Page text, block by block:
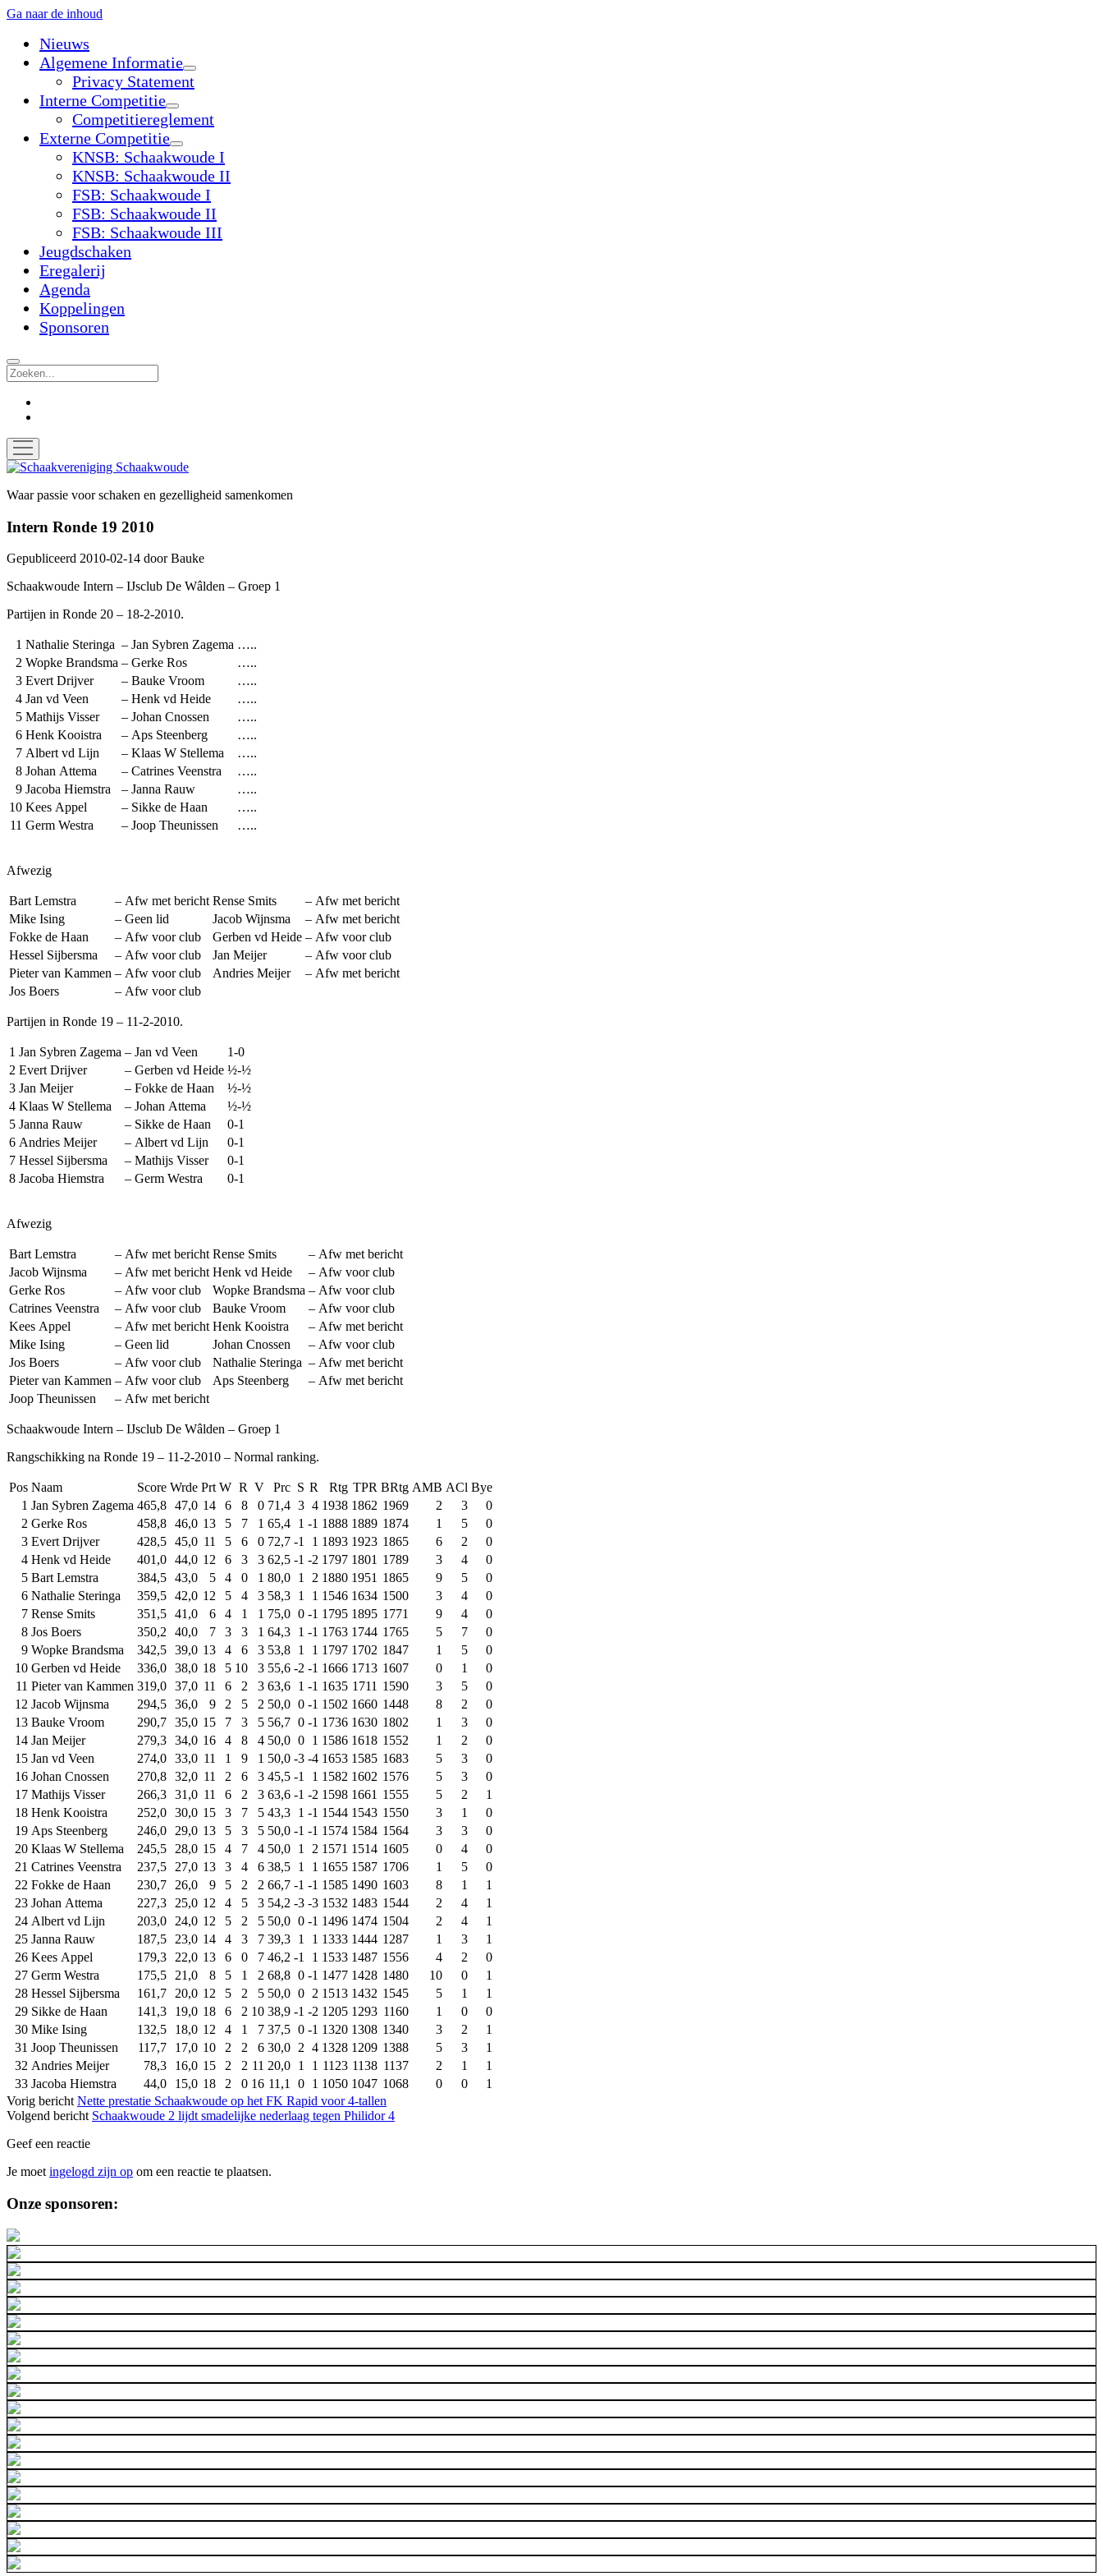
Ga naar de inhoud
Nieuws
Algemene Informatie
open
dropdown
Privacy Statement
Interne Competitie
open
dropdown
Competitiereglement
Externe Competitie
open
dropdown
menu
KNSB: Schaakwoude I
KNSB: Schaakwoude II
FSB: Schaakwoude I
FSB: Schaakwoude II
FSB: Schaakwoude III
Jeugdschaken
Eregalerij
Agenda
Koppelingen
Sponsoren
Zoek
open
menu
Schaakvereniging
Waar passie voor schaken en gezelligheid samenkomen
Intern Ronde 19 2010
Gepubliceerd 2010-02-14 doorBauke
Schaakwoude Intern – IJsclub De Wâlden – Groep 1
Partijen in Ronde 20 – 18-2-2010.
1 Nathalie Steringa – Jan Sybren Zagema …..
2 Wopke Brandsma – Gerke Ros
…..
3 Evert Drijver – Bauke Vroom
…..
4 Jan vd Veen – Henk vd Heide
…..
5 Mathijs Visser – Johan Cnossen
…..
6 Henk Kooistra – Aps Steenberg
…..
7 Albert vd Lijn – Klaas W Stellema
…..
8 Johan Attema – Catrines Veenstra
…..
9 Jacoba Hiemstra – Janna Rauw
…..
10 Kees Appel – Sikke de Haan
…..
11 Germ Westra – Joop Theunissen …..
Afwezig
Bart Lemstra – Afw met bericht Rense Smits – Afw met bericht
Mike Ising
– Geen lid Jacob Wijnsma – Afw met bericht
Fokke de Haan
– Afw voor club Gerben vd Heide – Afw voor club
Hessel Sijbersma
– Afw voor club Jan Meijer – Afw voor club
Pieter van Kammen – Afw voor club Andries Meijer – Afw met bericht
Jos Boers
– Afw voor club
Partijen in Ronde 19 – 11-2-2010.
1 Jan Sybren Zagema – Jan vd Veen
1-0
2 Evert Drijver – Gerben vd Heide ½-½
3 Jan Meijer – Fokke de Haan
½-½
4 Klaas W Stellema – Johan Attema
½-½
5 Janna Rauw – Sikke de Haan
0-1
6 Andries Meijer – Albert vd Lijn
0-1
7 Hessel Sijbersma – Mathijs Visser
0-1
8 Jacoba Hiemstra – Germ Westra 0-1
Afwezig
Bart Lemstra – Afw met bericht Rense Smits – Afw met bericht
Jacob Wijnsma
– Afw met bericht Henk vd Heide – Afw voor club
Gerke Ros
– Afw voor club Wopke Brandsma – Afw voor club
Catrines Veenstra
– Afw voor club Bauke Vroom – Afw voor club
Kees Appel
– Afw met bericht Henk Kooistra – Afw met bericht
Mike Ising
– Geen lid Johan Cnossen – Afw voor club
Jos Boers
– Afw voor club Nathalie Steringa – Afw met bericht
Pieter van Kammen – Afw voor club Aps Steenberg – Afw met bericht
Joop Theunissen
– Afw met bericht
Schaakwoude Intern – IJsclub De Wâlden – Groep 1
Rangschikking na Ronde 19 – 11-2-2010 – Normal ranking.
Pos Naam Score Wrde Prt W R V Prc S R Rtg TPR BRtg AMB ACl Bye
1 Jan Sybren Zagema 465,8 47,0 14 6 8 0 71,4 3 4 1938 1862 1969 2 3
0
2 Gerke Ros 458,8 46,0 13 5 7 1 65,4 1 -1 1888 1889 1874 1 5
0
3 Evert Drijver 428,5 45,0 11 5 6 0 72,7 -1 1 1893 1923 1865 6 2
0
4 Henk vd Heide 401,0 44,0 12 6 3 3 62,5 -1 -2 1797 1801 1789 3 4
0
5 Bart Lemstra 384,5 43,0 5 4 0 1 80,0 1 2 1880 1951 1865 9 5
0
6 Nathalie Steringa 359,5 42,0 12 5 4 3 58,3 1 1 1546 1634 1500 3 4
0
7 Rense Smits 351,5 41,0 6 4 1 1 75,0 0 -1 1795 1895 1771 9 4
0
8 Jos Boers 350,2 40,0 7 3 3 1 64,3 1 -1 1763 1744 1765 5 7
0
9 Wopke Brandsma 342,5 39,0 13 4 6 3 53,8 1 1 1797 1702 1847 1 5
0
10 Gerben vd Heide 336,0 38,0 18 5 10 3 55,6 -2 -1 1666 1713 1607 0 1
0
11 Pieter van Kammen 319,0 37,0 11 6 2 3 63,6 1 -1 1635 1711 1590 3 5
0
12 Jacob Wijnsma 294,5 36,0 9 2 5 2 50,0 0 -1 1502 1660 1448 8 2
0
13 Bauke Vroom 290,7 35,0 15 7 3 5 56,7 0 -1 1736 1630 1802 1 3
0
14 Jan Meijer 279,3 34,0 16 4 8 4 50,0 0 1 1586 1618 1552 1 2
0
15 Jan vd Veen 274,0 33,0 11 1 9 1 50,0 -3 -4 1653 1585 1683 5 3
0
16 Johan Cnossen 270,8 32,0 11 2 6 3 45,5 -1 1 1582 1602 1576 5 3
0
17 Mathijs Visser 266,3 31,0 11 6 2 3 63,6 -1 -2 1598 1661 1555 5 2
1
18 Henk Kooistra 252,0 30,0 15 3 7 5 43,3 1 -1 1544 1543 1550 3 1
0
19 Aps Steenberg 246,0 29,0 13 5 3 5 50,0 -1 -1 1574 1584 1564 3 3
0
20 Klaas W Stellema 245,5 28,0 15 4 7 4 50,0 1 2 1571 1514 1605 0 4
0
21 Catrines Veenstra 237,5 27,0 13 3 4 6 38,5 1 1 1655 1587 1706 1 5
0
22 Fokke de Haan 230,7 26,0 9 5 2 2 66,7 -1 -1 1585 1490 1603 8 1
1
23 Johan Attema 227,3 25,0 12 4 5 3 54,2 -3 -3 1532 1483 1544 2 4
1
24 Albert vd Lijn 203,0 24,0 12 5 2 5 50,0 0 -1 1496 1474 1504 2 4
1
25 Janna Rauw 187,5 23,0 14 4 3 7 39,3 1 1 1333 1444 1287 1 3
1
26 Kees Appel 179,3 22,0 13 6 0 7 46,2 -1 1 1533 1487 1556 4 2
0
27 Germ Westra 175,5 21,0 8 5 1 2 68,8 0 -1 1477 1428 1480 10 0
1
28 Hessel Sijbersma 161,7 20,0 12 5 2 5 50,0 0 2 1513 1432 1545 5 1
1
29 Sikke de Haan 141,3 19,0 18 6 2 10 38,9 -1 -2 1205 1293 1160 1 0
0
30 Mike Ising 132,5 18,0 12 4 1 7 37,5 0 -1 1320 1308 1340 3 2
1
31 Joop Theunissen 117,7 17,0 10 2 2 6 30,0 2 4 1328 1209 1388 5 3
1
32 Andries Meijer 78,3 16,0 15 2 2 11 20,0 1 1 1123 1138 1137 2 1
1
33 Jacoba Hiemstra 44,0 15,0 18 2 0 16 11,1 0 1 1050 1047 1068 0 0
1
Vorig bericht Nette prestatie Schaakwoude op het FK Rapid voor 4-tallen
Volgend bericht Schaakwoude 2 lijdt smadelijke nederlaag tegen Philidor 4
Geef een reactie
Je moetingelogd zijn op om een reactie te plaatsen.
Sidebar
Onze sponsoren: